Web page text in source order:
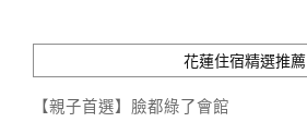
花蓮住宿精選推薦
【親子首選】臉都綠了會館